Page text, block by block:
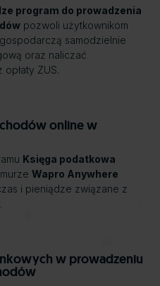
program do prowadzenia
pozwoli użytkownikom
samodzielnie
oraz naliczać
ZUS.
online w
Księga podatkowa
Wapro Anywhere
i pieniądze związane z
w prowadzeniu